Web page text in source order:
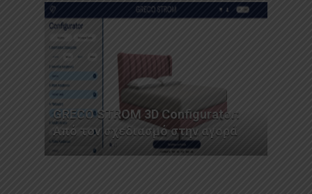
GRECO STROM 3D Configurator:
Από τον σχεδιασμό στην αγορά